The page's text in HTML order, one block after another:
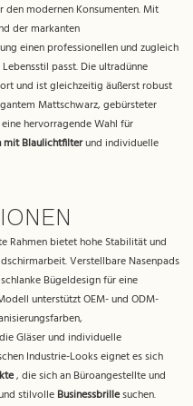
modernen Konsumenten. Mit
der markanten
einen professionellen und zugleich
passt. Die ultradünne
und ist gleichzeitig äußerst robust
Mattschwarz, gebürsteter
hervorragende Wahl für
Blaulichtfilterund individuelle
Rahmen bietet hohe Stabilität und
Verstellbare Nasenpads
Bügeldesign für eine
unterstützt OEM- und ODM-
Gläser und individuelle
Industrie-Looks eignet es sich
, die sich an Büroangestellte und
stilvolleBusinessbrillesuchen.